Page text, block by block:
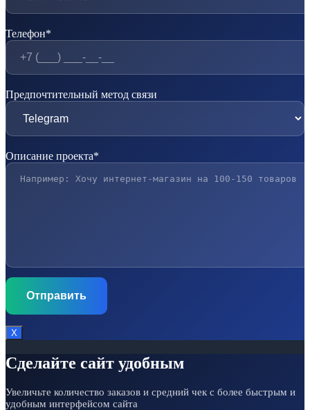
Телефон*
Предпочтительный метод связи
Описание проекта*
Х
Сделайте сайт удобным
Увеличьте количество заказов и средний чек с более быстрым и
удобным интерфейсом сайта